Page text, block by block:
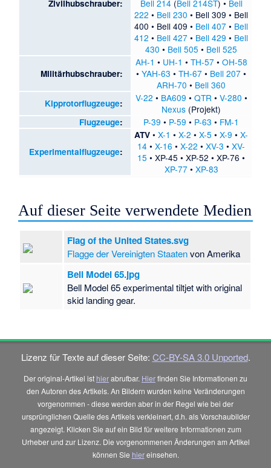
Zivilhubschrauber:
Bell 214(Bell 214ST) • Bell
222 • Bell 230 • Bell 309 • Bell
400 • Bell 409 • Bell 407 • Bell
412 • Bell 427 • Bell 429 • Bell
430 • Bell 505 • Bell 525
Militärhubschrauber:
AH-1 • UH-1 • TH-57• OH-58
•YAH-63 •TH-67 • Bell 207 •
ARH-70 • Bell 360
Kipprotorflugzeuge: V-22 • BA609 • QTR • V-280 •
Nexus (Projekt)
Flugzeuge: P-39 • P-59 • P-63 • FM-1
Experimentalflugzeuge:
ATV •X-1 •X-2 •X-5 •X-9 •X-
14 •X-16 •X-22 •XV-3 •XV-
15 •XP-45 •XP-52 •XP-76 •
XP-77• XP-83
Auf dieser Seite verwendete Medien
Flag of the United States.svg
Flagge der Vereinigten Staatenvon Amerika
Bell Model 65.jpg
Bell Model 65 experimental tiltjet with original
skid landing gear.
Lizenz für Texte auf dieser Seite: CC-BY-SA 3.0 Unported.
Der original-Artikel ist hierabrufbar. Hierfinden Sie Informationen zu
den Autoren des Artikels. An Bildern wurden keine Veränderungen
vorgenommen - diese werden aber in der Regel wie bei der
ursprünglichen Quelle des Artikels verkleinert, d.h. als Vorschaubilder
angezeigt. Klicken Sie auf ein Bild für weitere Informationen zum
Urheber und zur Lizenz. Die vorgenommenen Änderungen am Artikel
können Sie hiereinsehen.